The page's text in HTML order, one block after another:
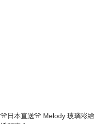
🎌日本直送🎌 Melody 玻璃彩繪